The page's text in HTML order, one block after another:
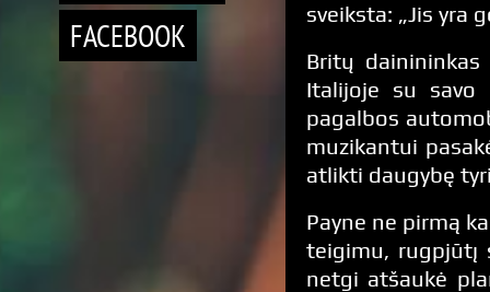
FACEBOOK
sveiksta: „Jis yra
Britų
Italijoje su savo
pagalbos
muzikantui
atlikti daugybę
Payne ne pirmą
teigimu, rugpjūtį
netgi atšaukė